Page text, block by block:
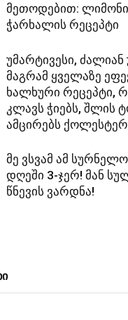
მეთოდებით:
ჭარხალის რეცეპტი
უმარტივესი,
მაგრამ ყველაზე
ხალხური რეცეპტი,
კლავს ჭიებს, შლის
ამცირებს
მე ვსვამ ამ
დღეში 3-ჯერ! მან
წნევის ვარდნა!